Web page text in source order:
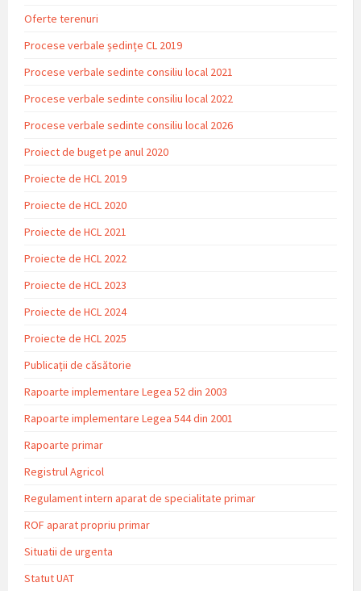
Oferte terenuri
Procese verbale ședințe CL 2019
Procese verbale sedinte consiliu local 2021
Procese verbale sedinte consiliu local 2022
Procese verbale sedinte consiliu local 2026
Proiect de buget pe anul 2020
Proiecte de HCL 2019
Proiecte de HCL 2020
Proiecte de HCL 2021
Proiecte de HCL 2022
Proiecte de HCL 2023
Proiecte de HCL 2024
Proiecte de HCL 2025
Publicații de căsătorie
Rapoarte implementare Legea 52 din 2003
Rapoarte implementare Legea 544 din 2001
Rapoarte primar
Registrul Agricol
Regulament intern aparat de specialitate primar
ROF aparat propriu primar
Situatii de urgenta
Statut UAT